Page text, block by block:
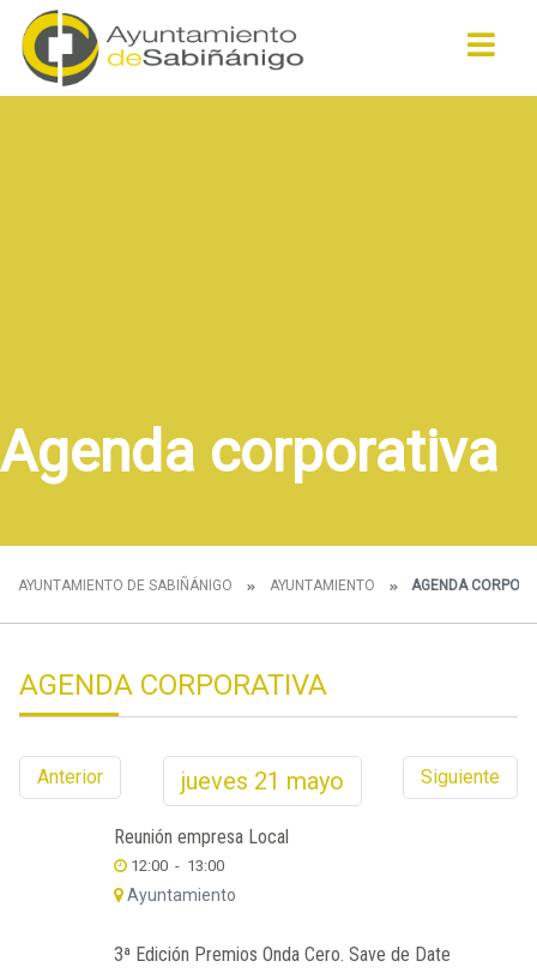
Agenda corporativa
AYUNTAMIENTO DE SABIÑÁNIGO AYUNTAMIENTO AGENDA
AGENDA CORPORATIVA
Anterior jueves 21 mayo Siguiente
Reunión empresa Local
12:00 - 13:00
Ayuntamiento
3ª Edición Premios Onda Cero. Save de Date